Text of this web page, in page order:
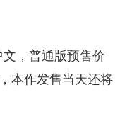
文，普通版预售价
本作发售当天还将